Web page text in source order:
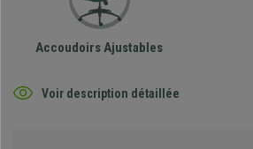
Accoudoirs Ajustables
Voir description détaillée